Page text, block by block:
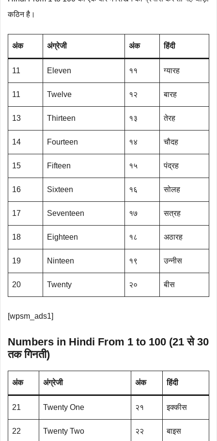
कठिन है।
अंक अंग्रेजी अंक हिंदी
11 Eleven ११ ग्यारह
11 Twelve १२ बारह
13 Thirteen १३ तेरह
14 Fourteen १४ चौदह
15 Fifteen १५ पंद्रह
16 Sixteen १६ सोलह
17 Seventeen १७ सत्रह
18 Eighteen १८ अठारह
19 Ninteen १९ उन्नीस
20 Twenty २० बीस
[wpsm_ads1]
Numbers in Hindi From 1 to 100 (21 से 30
तक गिनती)
अंक अंग्रेजी अंक हिंदी
21 Twenty One २१ इक्कीस
22 Twenty Two २२ बाइस